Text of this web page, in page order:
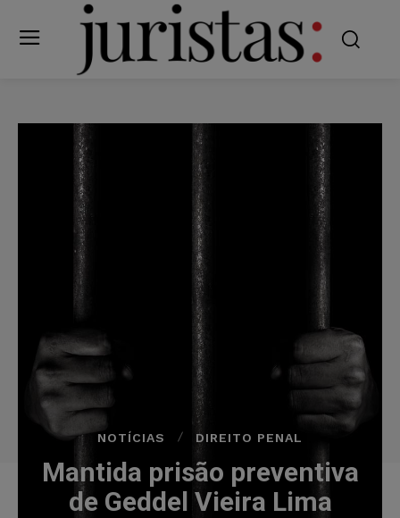
NOTÍCIAS DIREITO PENAL
Mantida prisão preventiva
de Geddel Vieira Lima